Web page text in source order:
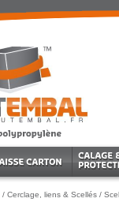
/ Cerclage, liens & Scellés /